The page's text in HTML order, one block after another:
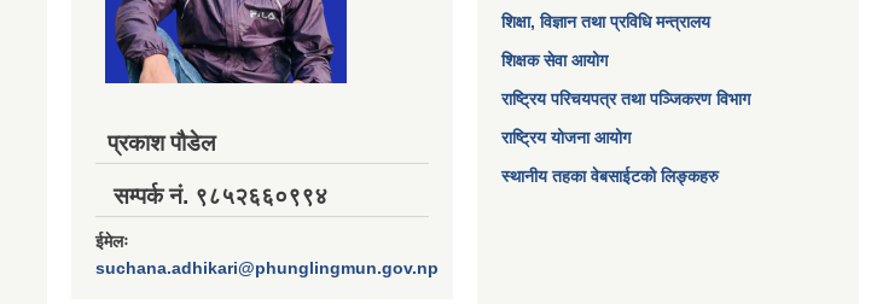
प्रकाश पौडेल
सम्पर्क नं. ९८५२६६०९९४
ईमेलः
suchana.adhikari@phunglingmun.gov.np
शिक्षा, विज्ञान तथा प्रविधि मन्त्रालय
शिक्षक सेवा आयोग
राष्ट्रिय परिचयपत्र तथा पञ्जिकरण विभाग
राष्ट्रिय योजना आयोग
स्थानीय तहका वेबसाईटको लिङ्कहरु